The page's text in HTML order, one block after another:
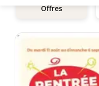
Offres